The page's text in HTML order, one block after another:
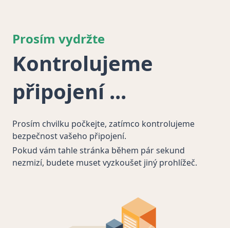
Prosím vydržte
Kontrolujeme
připojení
Prosím chvilku počkejte, zatímco kontrolujeme
bezpečnost vašeho připojení.
Pokud vám tahle stránka během pár sekund
nezmizí, budete muset vyzkoušet jiný prohlížeč.